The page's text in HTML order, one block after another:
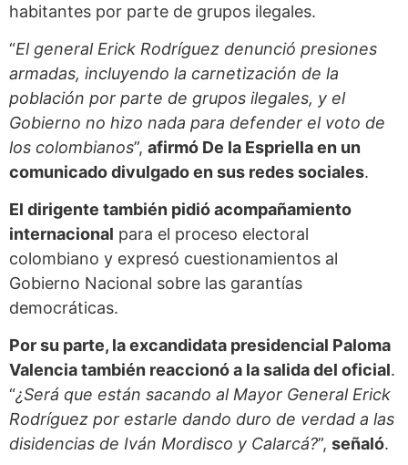
habitantes por parte de grupos ilegales.
“El general Erick Rodríguez denunció presiones
armadas, incluyendo la carnetización de la
población por parte de grupos ilegales, y el
Gobierno no hizo nada para defender el voto de
los colombianos”, afirmó De la Espriella en un
comunicado divulgado en sus redes sociales.
El dirigente también pidió acompañamiento
internacional para el proceso electoral
colombiano y expresó cuestionamientos al
Gobierno Nacional sobre las garantías
democráticas.
Por su parte, la excandidata presidencial Paloma
Valencia también reaccionó a la salida del oficial.
“¿Será que están sacando al Mayor General Erick
Rodríguez por estarle dando duro de verdad a las
disidencias de Iván Mordisco y Calarcá?”, señaló.